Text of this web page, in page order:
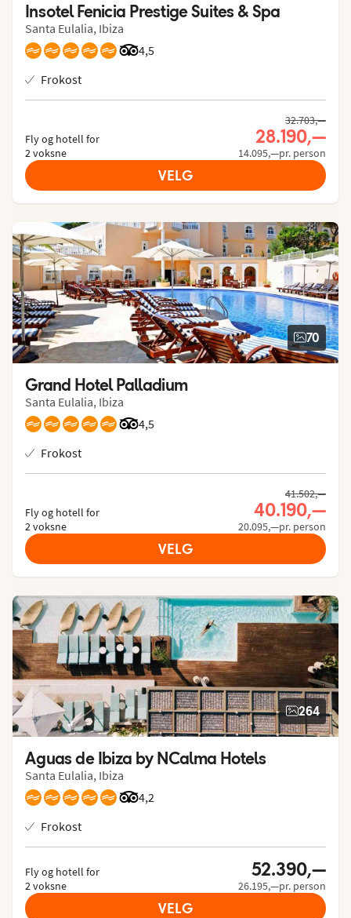
Insotel Fenicia Prestige Suites & Spa
Santa Eulalia, Ibiza
4,5
Vurdering fra Tripadvisor: 4.5 of 5
Frokost
Fly og hotell for
2 voksne
32.703,—
28.190,—
14.095,—pr. person
VELG
70
Grand Hotel Palladium
Santa Eulalia, Ibiza
4,5
Vurdering fra Tripadvisor: 4.5 of 5
Frokost
Fly og hotell for
2 voksne
41.502,—
40.190,—
20.095,—pr. person
VELG
264
Aguas de Ibiza by NCalma Hotels
Santa Eulalia, Ibiza
4,2
Vurdering fra Tripadvisor: 4.2 of 5
Frokost
Fly og hotell for
2 voksne
52.390,—
26.195,—pr. person
VELG